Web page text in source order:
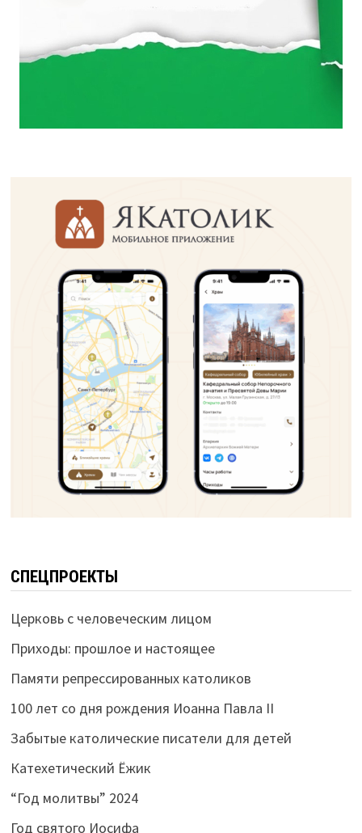
СПЕЦПРОЕКТЫ
Церковь с человеческим лицом
Приходы: прошлое и настоящее
Памяти репрессированных католиков
100 лет со дня рождения Иоанна Павла II
Забытые католические писатели для детей
Катехетический Ёжик
“Год молитвы” 2024
Год святого Иосифа